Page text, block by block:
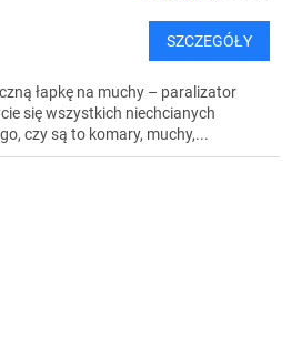
SZCZEGÓŁY
łapkę na muchy – paralizator
się wszystkich niechcianych
czy są to komary, muchy,...